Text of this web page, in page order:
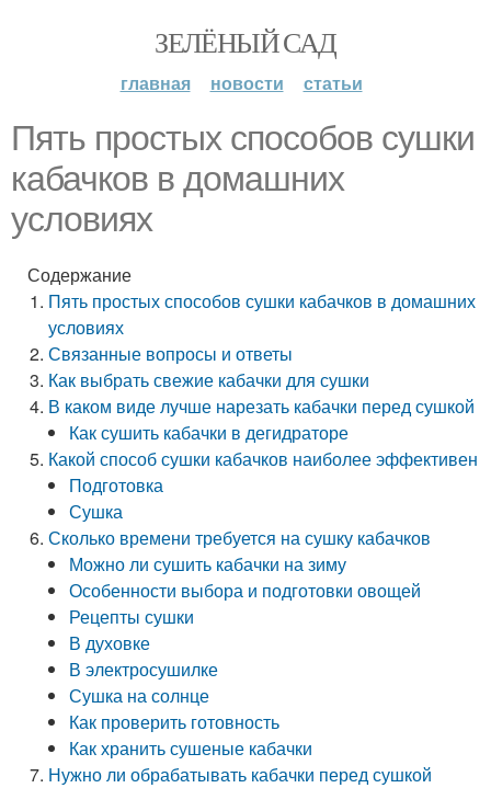
ЗЕЛЁНЫЙ САД
главная новости статьи
Пять простых способов сушки
кабачков в домашних
условиях
Содержание
Пять простых способов сушки кабачков в домашних
условиях
Связанные вопросы и ответы
Как выбрать свежие кабачки для сушки
В каком виде лучше нарезать кабачки перед сушкой
Как сушить кабачки в дегидраторе
Какой способ сушки кабачков наиболее эффективен
Подготовка
Сушка
Сколько времени требуется на сушку кабачков
Можно ли сушить кабачки на зиму
Особенности выбора и подготовки овощей
Рецепты сушки
В духовке
В электросушилке
Сушка на солнце
Как проверить готовность
Как хранить сушеные кабачки
Нужно ли обрабатывать кабачки перед сушкой